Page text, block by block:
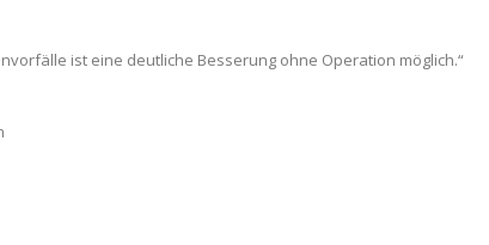
ist eine deutliche Besserung ohne Operation möglich.“